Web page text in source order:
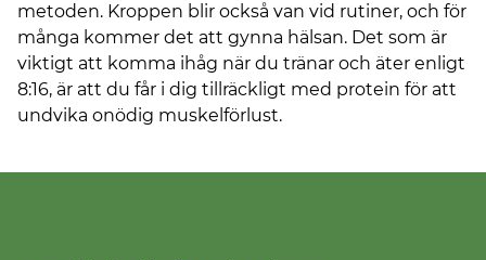
metoden. Kroppen blir också van vid rutiner, och för
många kommer det att gynna hälsan. Det som är
viktigt att komma ihåg när du tränar och äter enligt
8:16, är att du får i dig tillräckligt med protein för att
undvika onödig muskelförlust.